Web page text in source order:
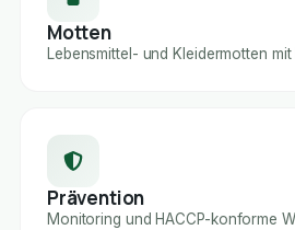
Motten
Lebensmittel- und Kleidermotten
Prävention
Monitoring und HACCP-konforme